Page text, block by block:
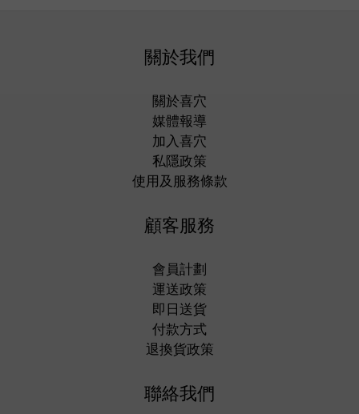
關於我們
關於喜穴
媒體報導
加入喜穴
私隱政策
使用及服務條款
顧客服務
會員計劃
運送政策
即日送貨
付款方式
退換貨政策
聯絡我們